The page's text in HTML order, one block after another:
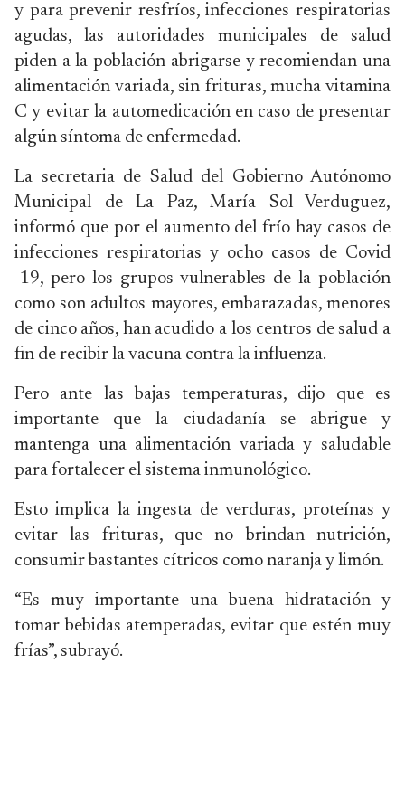
y para prevenir resfríos, infecciones respiratorias
agudas, las autoridades municipales de salud
piden a la población abrigarse y recomiendan una
alimentación variada, sin frituras, mucha vitamina
C y evitar la automedicación en caso de presentar
algún síntoma de enfermedad.
La secretaria de Salud del Gobierno Autónomo
Municipal de La Paz, María Sol Verduguez,
informó que por el aumento del frío hay casos de
infecciones respiratorias y ocho casos de Covid
-19, pero los grupos vulnerables de la población
como son adultos mayores, embarazadas, menores
de cinco años, han acudido a los centros de salud a
fin de recibir la vacuna contra la influenza.
Pero ante las bajas temperaturas, dijo que es
importante que la ciudadanía se abrigue y
mantenga una alimentación variada y saludable
para fortalecer el sistema inmunológico.
Esto implica la ingesta de verduras, proteínas y
evitar las frituras, que no brindan nutrición,
consumir bastantes cítricos como naranja y limón.
“Es muy importante una buena hidratación y
tomar bebidas atemperadas, evitar que estén muy
frías”, subrayó.